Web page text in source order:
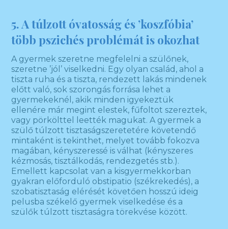
5. A túlzott óvatosság és ’koszfóbia’
több pszichés problémát is okozhat
A gyermek szeretne megfelelni a szülőnek,
szeretne ’jól’ viselkedni. Egy olyan család, ahol a
tiszta ruha és a tiszta, rendezett lakás mindenek
előtt való, sok szorongás forrása lehet a
gyermekeknél, akik minden igyekeztük
ellenére már megint elestek, fűfoltot szereztek,
vagy pörkölttel leették magukat. A gyermek a
szülő túlzott tisztaságszeretetére követendő
mintaként is tekinthet, melyet tovább fokozva
magában, kényszeressé is válhat (kényszeres
kézmosás, tisztálkodás, rendezgetés stb.).
Emellett kapcsolat van a kisgyermekkorban
gyakran előforduló obstipatio (székrekedés), a
szobatisztaság elérését követően hosszú ideig
pelusba székelő gyermek viselkedése és a
szülők túlzott tisztaságra törekvése között.